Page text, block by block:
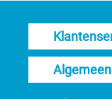
Algemeen